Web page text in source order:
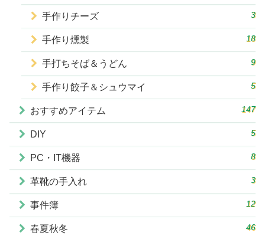
手作りチーズ 3
手作り燻製 18
手打ちそば＆うどん 9
手作り餃子＆シュウマイ 5
おすすめアイテム 147
DIY 5
PC・IT機器 8
革靴の手入れ 3
事件簿 12
春夏秋冬 46